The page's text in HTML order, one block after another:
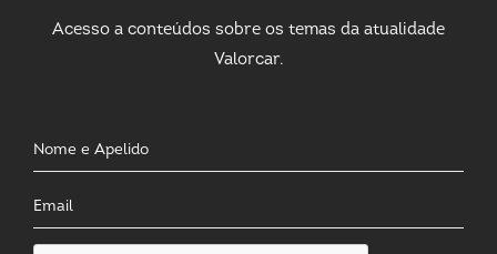
Acesso a conteúdos sobre os temas da atualidade
Valorcar.